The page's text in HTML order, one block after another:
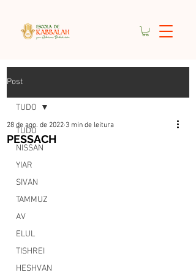
Post
TUDO
NISSAN
YIAR
SIVAN
TAMMUZ
AV
ELUL
TISHREI
HESHVAN
TUDO
PESSACH
28 de ago. de 2022 3 min de leitura